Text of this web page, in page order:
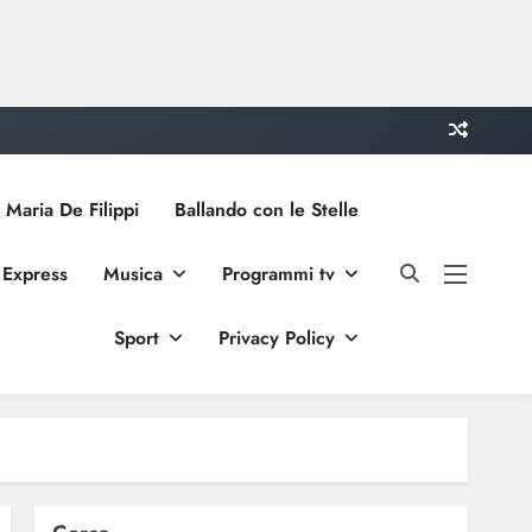
De Filippi Ballando con le Stelle
Musica Programmi tv
Sport Privacy Policy